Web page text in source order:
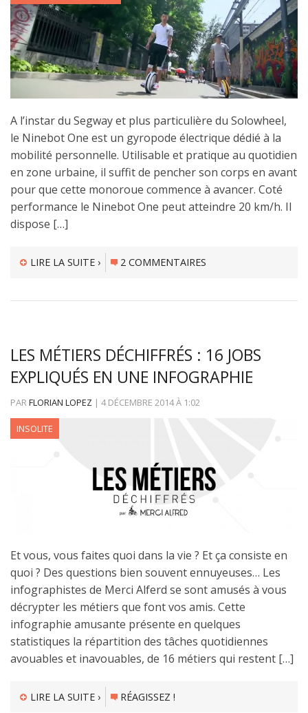
A l’instar du Segway et plus particulière du Solowheel,
le Ninebot One est un gyropode électrique dédié à la
mobilité personnelle. Utilisable et pratique au quotidien
en zone urbaine, il suffit de pencher son corps en avant
pour que cette monoroue commence à avancer. Coté
performance le Ninebot One peut atteindre 20 km/h. Il
dispose […]
LIRE LA SUITE › 2 COMMENTAIRES
LES MÉTIERS DÉCHIFFRÉS : 16 JOBS
EXPLIQUÉS EN UNE INFOGRAPHIE
PAR FLORIAN LOPEZ | 4 DÉCEMBRE 2014À 1:02
INSOLITE
Et vous, vous faites quoi dans la vie ? Et ça consiste en
quoi ? Des questions bien souvent ennuyeuses… Les
infographistes de Merci Alferd se sont amusés à vous
décrypter les métiers que font vos amis. Cette
infographie amusante présente en quelques
statistiques la répartition des tâches quotidiennes
avouables et inavouables, de 16 métiers qui restent […]
LIRE LA SUITE › RÉAGISSEZ !